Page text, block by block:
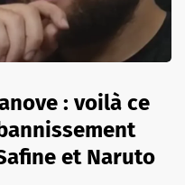
: voilà ce
et Naruto